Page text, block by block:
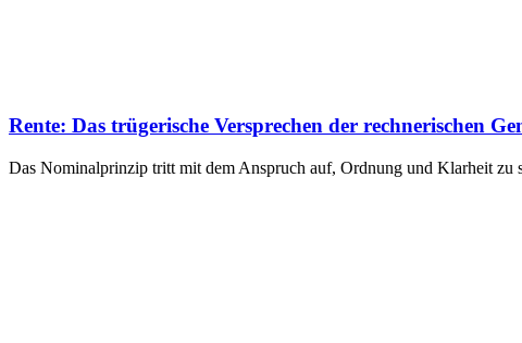
Rente: Das trügerische Versprechen der rechnerischen
Das Nominalprinzip tritt mit dem Anspruch auf, Ordnung und Klarheit zu